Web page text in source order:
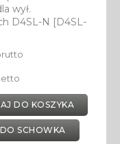
wył.
D4SL-N [D4SL-
DO KOSZYKA
SCHOWKA